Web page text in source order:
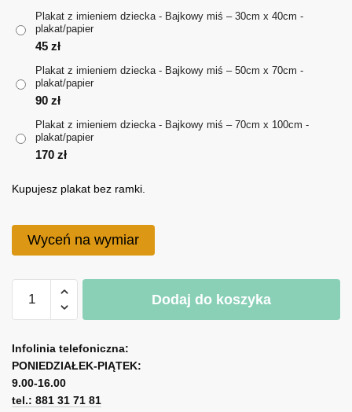
170 zł
Plakat z imieniem dziecka - Bajkowy miś – 30cm x 40cm -
plakat/papier
45 zł
Plakat z imieniem dziecka - Bajkowy miś – 50cm x 70cm -
plakat/papier
90 zł
Plakat z imieniem dziecka - Bajkowy miś – 70cm x 100cm -
plakat/papier
170 zł
Kupujesz plakat bez ramki.
Wyceń na wymiar
Plakat
imieniem
dziecka
-
Bajkowy
Dodaj do koszyka
l
t
e
r
Infolinia telefoniczna:
PONIEDZIAŁEK-PIĄTEK:
9.00-16.00
tel.: 881 31 71 81